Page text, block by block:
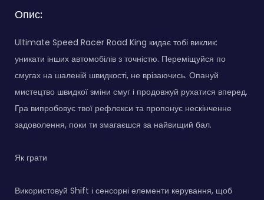
Опис:
Ultimate Speed Racer Road King кидає тобі виклик:
уникати інших автомобілів з точністю. Переміщуйся по
смугах на шаленій швидкості, не врізаючись. Опануй
мистецтво швидкої зміни смуг і продовжуй рухатися вперед.
Гра випробовує твої рефлекси та пропонує нескінченне
задоволення, поки ти змагаєшся за найвищий бал.
Як грати
Використовуй Shift і сенсорні елементи керування, щоб